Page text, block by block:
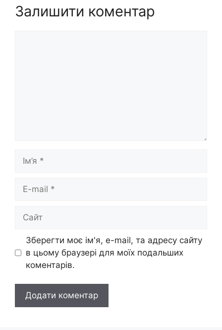
Залишити коментар
mail
Зберегти моє ім'я, e-mail, та адресу сайту
в цьому браузері для моїх подальших
коментарів.